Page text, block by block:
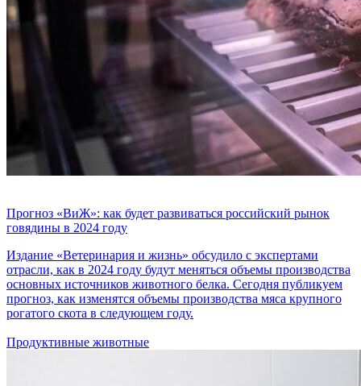
Прогноз «ВиЖ»: как будет развиваться российский рынок
говядины в 2024 году
Издание «Ветеринария и жизнь» обсудило с экспертами
отрасли, как в 2024 году будут меняться объемы производства
основных источников животного белка. Сегодня публикуем
прогноз, как изменятся объемы производства мяса крупного
рогатого скота в следующем году.
Продуктивные животные